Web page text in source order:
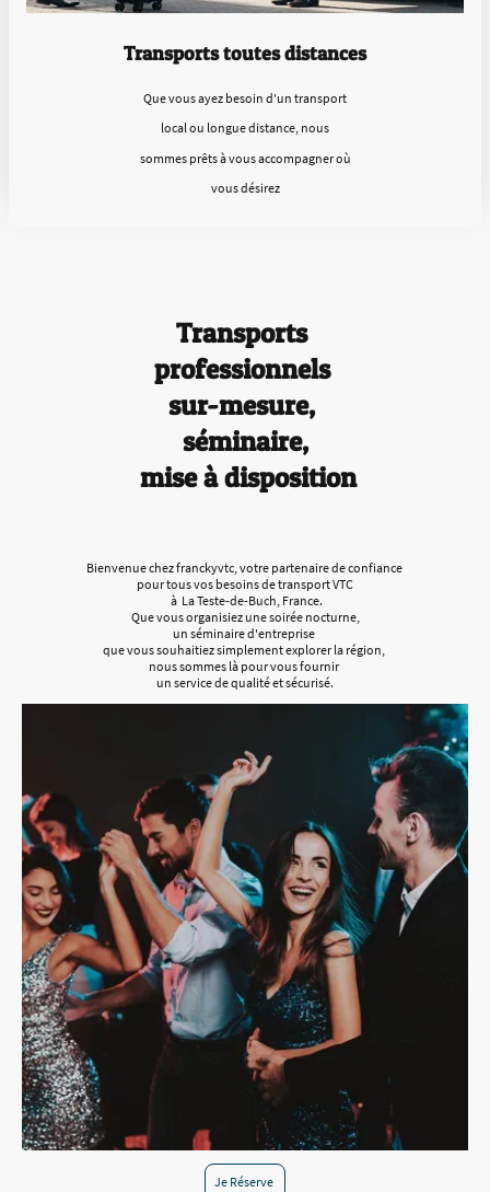
Transports toutes distances
Que vous ayez besoin d'un transport
local ou longue distance, nous
sommes prêts à vous accompagner où
vous désirez
Transports
professionnels
sur-mesure,
séminaire,
mise à disposition
Bienvenue chez franckyvtc, votre partenaire de confiance
pour tous vos besoins de transport VTC
à La Teste-de-Buch, France.
Que vous organisiez une soirée nocturne,
un séminaire d'entreprise
que vous souhaitiez simplement explorer la région,
nous sommes là pour vous fournir
un service de qualité et sécurisé.
Je Réserve